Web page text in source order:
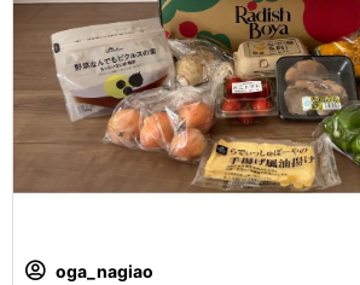
oga_nagiao